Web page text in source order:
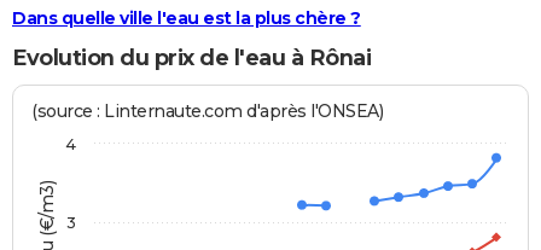
Bricolage
Lifestyle
Culture
Sport
Auto
Television
Voyage
Cinema
Dans quelle ville l'eau est la plus chère ?
Evolution du prix de l'eau à Rônai
(source : Linternaute.com d'après l'ONSEA)
3
4